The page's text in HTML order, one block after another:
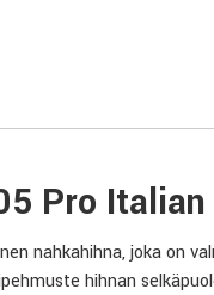
Pro
nahkahihna, joka on
hihnan